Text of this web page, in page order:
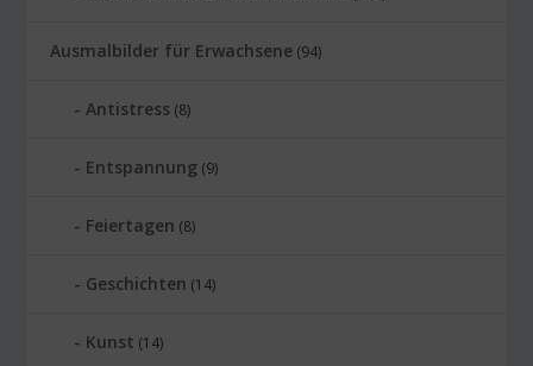
Ausmalbilder für Erwachsene (94)
Antistress (8)
Entspannung (9)
Feiertagen (8)
Geschichten (14)
Kunst (14)